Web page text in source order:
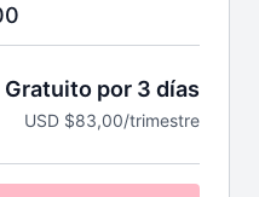
Gratuito por 3 días
USD $83,00/trimestre